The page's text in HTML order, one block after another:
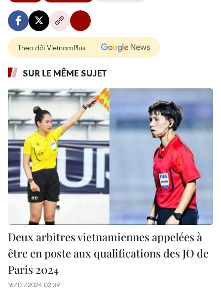
Theo dõi VietnamPlus
SUR LE MÊME SUJET
Deux arbitres vietnamiennes appelées à
être en poste aux qualifications des JO de
Paris 2024
16/01/2024 02:39